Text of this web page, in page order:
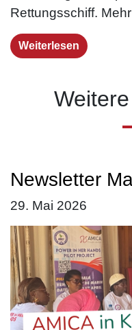
Rettungsschiff.
Weiterlesen
Newsletter
29. Mai 2026